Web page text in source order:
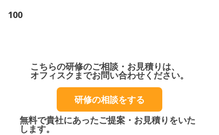
100
こちらの研修のご相談・お見積りは、
オフィスクまでお問い合わせください。
研修の相談をする
無料で貴社にあったご提案・お見積りをいた
します。